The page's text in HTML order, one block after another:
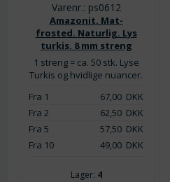
Varenr.: ps0612
Amazonit. Mat-
frosted. Naturlig. Lys
turkis. 8 mm streng
1 streng = ca. 50 stk. Lyse
Turkis og hvidlige nuancer.
Fra 1
67,00DKK
Fra 2
62,50DKK
Fra 5
57,50DKK
Fra 10
49,00DKK
Lager: 4